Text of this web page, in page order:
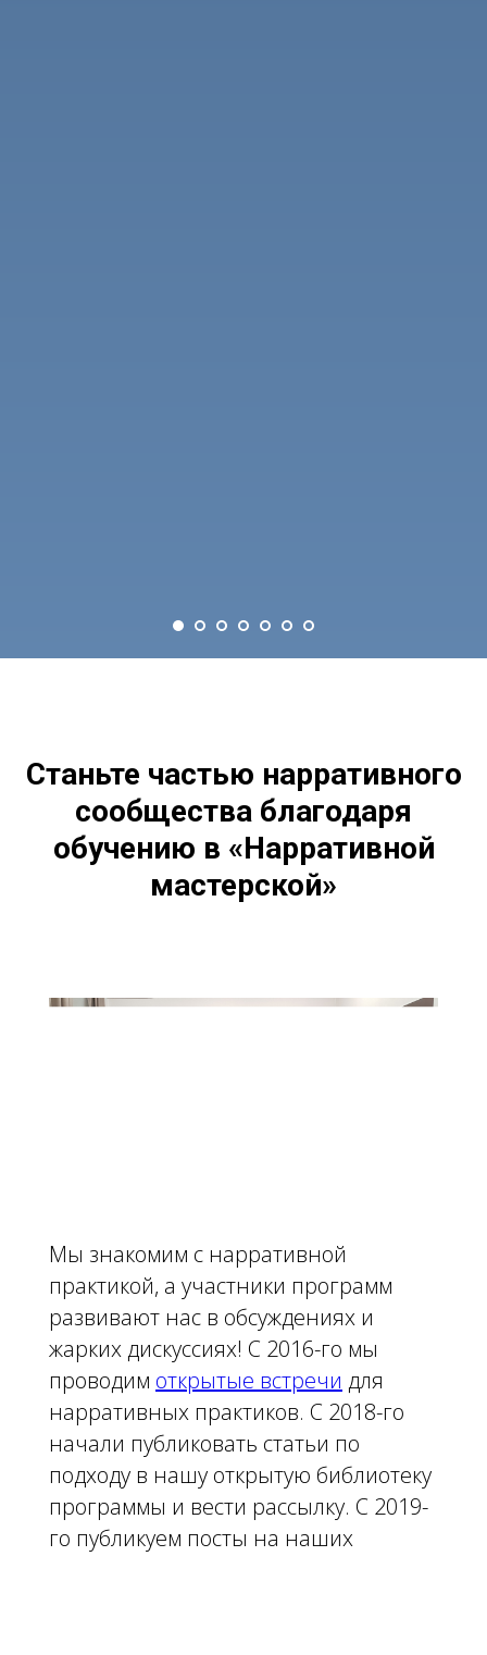
Станьте частью нарративного
сообщества благодаря
обучению в «Нарративной
мастерской»
Мы знакомим с нарративной
практикой, а участники программ
развивают нас в обсуждениях и
жарких дискуссиях! С 2016-го мы
проводим открытые встречи для
нарративных практиков. С 2018-го
начали публиковать статьи по
подходу в нашу открытую библиотеку
программы и вести рассылку. С 2019-
го публикуем посты на наших